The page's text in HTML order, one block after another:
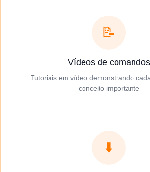
📝
Vídeos de comandos
Tutoriais em vídeo demonstrando
conceito importante
⬇️